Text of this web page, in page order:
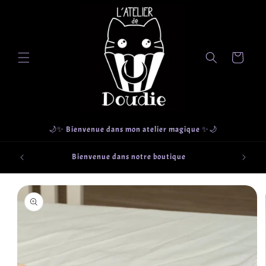
Panier
🌙✨ Bienvenue dans mon atelier magique ✨🌙
Bienvenue dans notre boutique
Retrait
Passer aux
informations
produits